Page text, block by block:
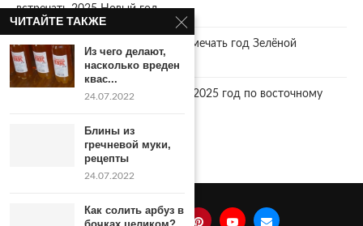
встречать 2025 Новый год.
2025 год. Где и как правильно отмечать год Зелёной
Деревянной Змеи
Что год грядущий нам готовит… 2025 год по восточному
ЧИТАЙТЕ ТАКЖЕ
Из чего делают,
насколько вреден
квас...
24.07.2022
Блины из
гречневой муки,
рецепты
24.07.2022
Как солить арбуз в